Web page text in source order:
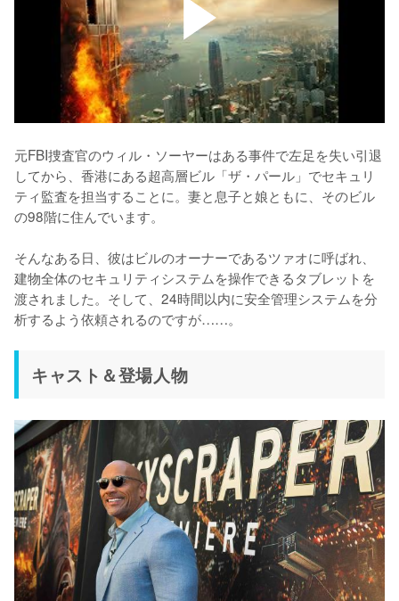
元FBI捜査官のウィル・ソーヤーはある事件で左足を失い引退
してから、香港にある超高層ビル「ザ・パール」でセキュリ
ティ監査を担当することに。妻と息子と娘ともに、そのビル
の98階に住んでいます。
そんなある日、彼はビルのオーナーであるツァオに呼ばれ、
建物全体のセキュリティシステムを操作できるタブレットを
渡されました。そして、24時間以内に安全管理システムを分
析するよう依頼されるのですが……。
キャスト＆登場人物